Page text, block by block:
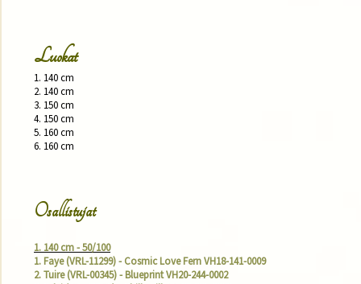
Luokat
1. 140 cm
2. 140 cm
3. 150 cm
4. 150 cm
5. 160 cm
6. 160 cm
Osallistujat
1. 140 cm - 50/100
1. Faye (VRL-11299) - Cosmic Love Fern VH18-141-0009
2. Tuire (VRL-00345) - Blueprint VH20-244-0002